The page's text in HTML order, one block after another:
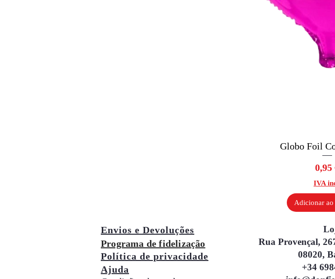
Globo Foil
0,95
IVA
Adicionar
Envios e Devoluções
Programa de fidelização
Política de privacidade
Ajuda
Rua Provençal,
08020,
+34